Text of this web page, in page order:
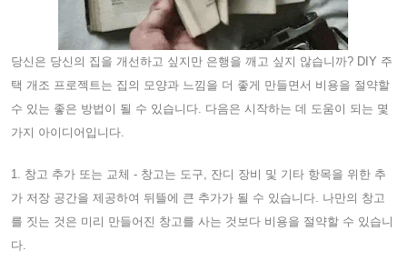
당신은 당신의 집을 개선하고 싶지만 은행을 깨고 싶지 않습니까? DIY 주
택 개조 프로젝트는 집의 모양과 느낌을 더 좋게 만들면서 비용을 절약할
수 있는 좋은 방법이 될 수 있습니다. 다음은 시작하는 데 도움이 되는 몇
가지 아이디어입니다.
1. 창고 추가 또는 교체 - 창고는 도구, 잔디 장비 및 기타 항목을 위한 추
가 저장 공간을 제공하여 뒤뜰에 큰 추가가 될 수 있습니다. 나만의 창고
를 짓는 것은 미리 만들어진 창고를 사는 것보다 비용을 절약할 수 있습니
다.